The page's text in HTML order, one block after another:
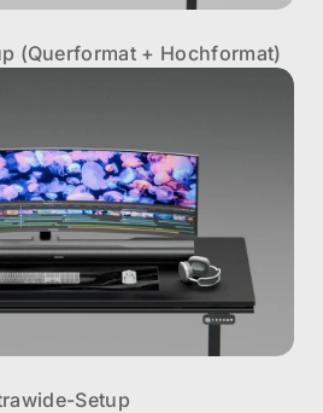
(Querformat + Hochformat)
Setup